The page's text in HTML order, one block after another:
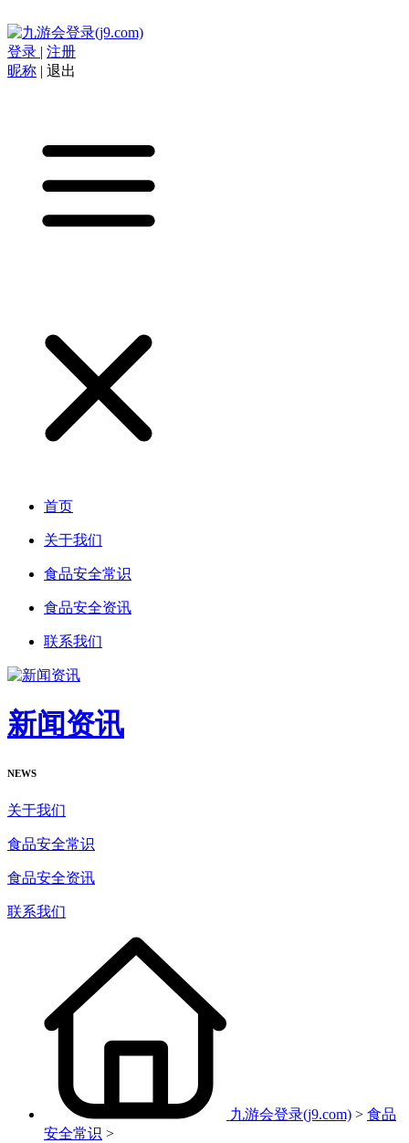
登录 | 注册
昵称 | 退出
首页
关于我们
食品安全常识
食品安全资讯
联系我们
新闻资讯
NEWS
关于我们
食品安全常识
食品安全资讯
联系我们
九游会登录(j9.com) > 食品
安全常识 >